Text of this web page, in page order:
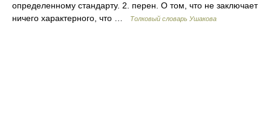
определенному стандарту. 2. перен. О том, что не заключает
ничего характерного, что …
Толковый словарь Ушакова